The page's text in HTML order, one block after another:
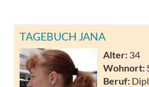
TAGEBUCH JANA
Alter: 34
Wohnort:
Beruf: